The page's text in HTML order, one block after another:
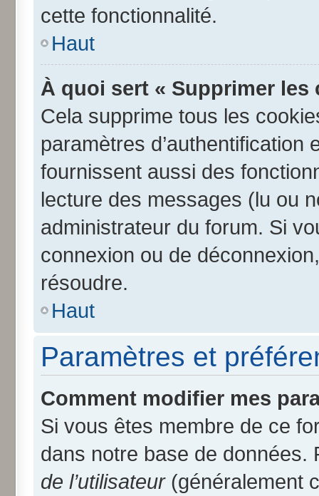
cette fonctionnalité.
Haut
À quoi sert « Supprimer
Cela supprime tous les
paramètres
fournissent aussi des
lecture des messages (lu ou
administrateur du forum. Si
connexion ou de
résoudre.
Haut
Paramètres et
Comment modifier mes
Si vous êtes membre de ce
dans notre base de
de l’utilisateur(généralement